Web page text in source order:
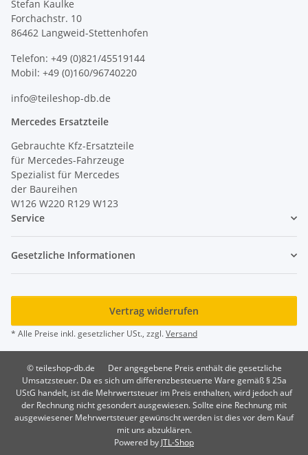
Stefan Kaulke
Forchachstr. 10
86462 Langweid-Stettenhofen
Telefon: +49 (0)821/45519144
Mobil: +49 (0)160/96740220
info@teileshop-db.de
Mercedes Ersatzteile
Gebrauchte Kfz-Ersatzteile
für Mercedes-Fahrzeuge
Spezialist für Mercedes
der Baureihen
W126 W220 R129 W123
Service
Gesetzliche Informationen
Vertrag widerrufen
* Alle Preise inkl. gesetzlicher USt., zzgl.Versand
© teileshop-db.de
Der angegebene Preis enthält die gesetzliche
Umsatzsteuer. Da es sich um differenzbesteuerte Ware gemäß § 25a
UStG handelt, ist die Mehrwertsteuer im Preis enthalten, wird jedoch auf
der Rechnung nicht gesondert ausgewiesen. Sollte eine Rechnung mit
ausgewiesener Mehrwertsteuer gewünscht werden ist dies vor dem Kauf
mit uns abzuklären.
Powered by JTL-Shop